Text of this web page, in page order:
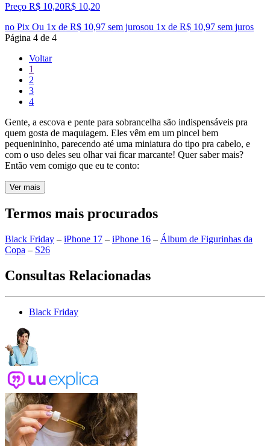
Preço R$ 10,20R$ 10,20
no Pix Ou 1x de R$ 10,97 sem jurosou 1x de R$ 10,97 sem juros
Página 4 de 4
Voltar
1
2
3
4
Gente, a escova e pente para sobrancelha são indispensáveis pra
quem gosta de maquiagem. Eles vêm em um pincel bem
pequenininho, parecendo até uma miniatura do tipo pra cabelo, e
com o uso deles seu olhar vai ficar marcante! Quer saber mais?
Então vem comigo que eu te conto:
Ver mais
Termos mais procurados
Black Friday – iPhone 17 – iPhone 16 – Álbum de Figurinhas da
Copa – S26
Consultas Relacionadas
Black Friday